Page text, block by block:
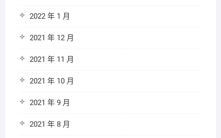
2022 年 1 月
2021 年 12 月
2021 年 11 月
2021 年 10 月
2021 年 9 月
2021 年 8 月